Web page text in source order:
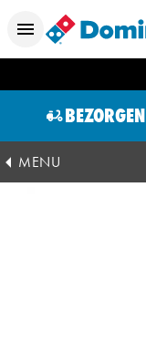
BEZORGEN
MENU